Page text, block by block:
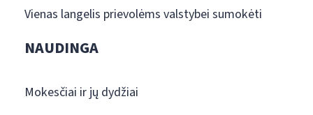
Vienas langelis prievolėms valstybei sumokėti
NAUDINGA
Mokesčiai ir jų dydžiai